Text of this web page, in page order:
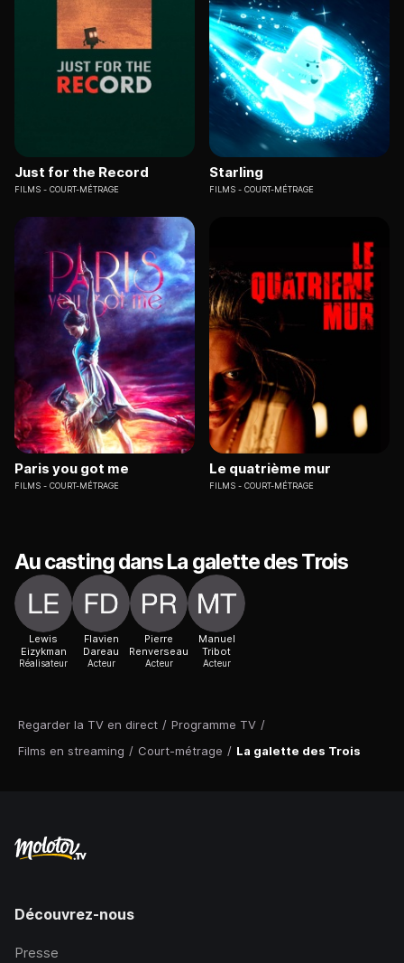
Regarder la TV en direct / Programme TV /
Films en streaming / Court-métrage / La galette des Trois
Just for the Record
FILMS COURT-MÉTRAGE
Starling
FILMS COURT-MÉTRAGE
Paris you got me
FILMS COURT-MÉTRAGE
Le quatrième mur
FILMS COURT-MÉTRAGE
Au casting dans La galette des Trois
Lewis
Eizykman
Réalisateur
Flavien
Dareau
Acteur
Pierre
Renverseau
Acteur
Manuel
Tribot
Acteur
Découvrez-nous
Presse